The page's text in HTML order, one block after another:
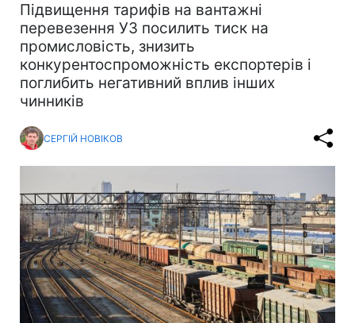
Підвищення тарифів на вантажні
перевезення УЗ посилить тиск на
промисловість, знизить
конкурентоспроможність експортерів і
поглибить негативний вплив інших
чинників
СЕРГІЙ НОВІКОВ